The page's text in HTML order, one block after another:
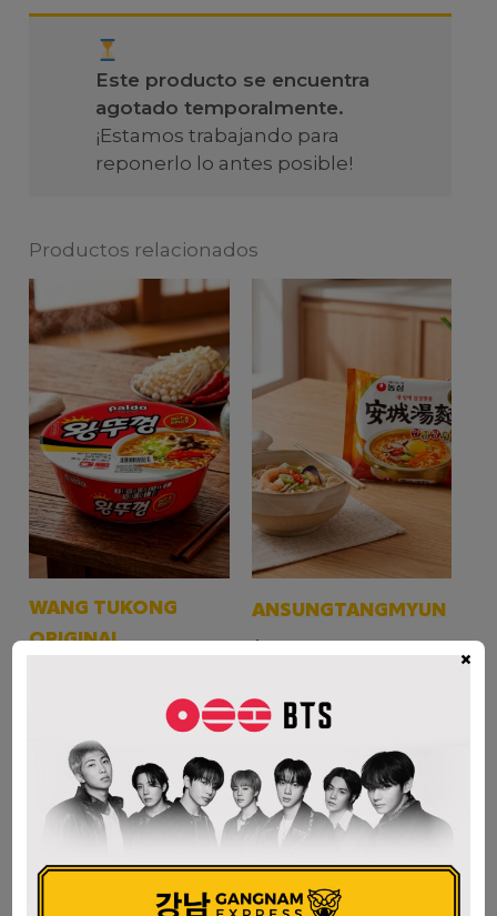
Este producto se encuentra
agotado temporalmente.
¡Estamos trabajando para
reponerlo lo antes posible!
Productos relacionados
WANG TUKONG
ORIGINAL
AÑADIR AL CARRITO
ANSUNGTANGMYUN
$3.700 ×